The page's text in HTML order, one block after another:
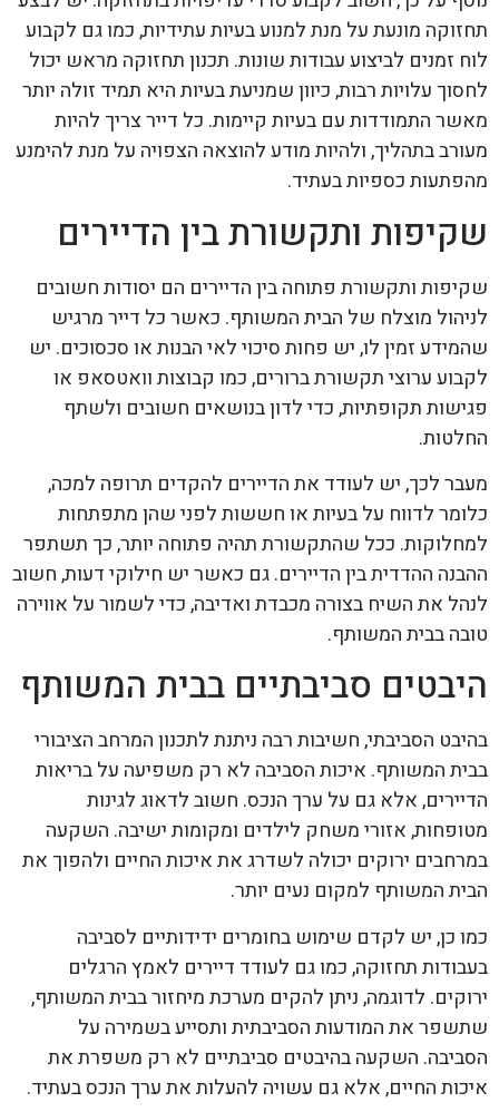
תחזוקה מונעת על מנת למנוע בעיות עתידיות, כמו גם לקבוע
לוח זמנים לביצוע עבודות שונות. תכנון תחזוקה מראש יכול
לחסוך עלויות רבות, כיוון שמניעת בעיות היא תמיד זולה יותר
מאשר התמודדות עם בעיות קיימות. כל דייר צריך להיות
מעורב בתהליך, ולהיות מודע להוצאה הצפויה על מנת להימנע
מהפתעות כספיות בעתיד.
שקיפות ותקשורת בין הדיירים
שקיפות ותקשורת פתוחה בין הדיירים הם יסודות חשובים
לניהול מוצלח של הבית המשותף. כאשר כל דייר מרגיש
שהמידע זמין לו, יש פחות סיכוי לאי הבנות או סכסוכים. יש
לקבוע ערוצי תקשורת ברורים, כמו קבוצות וואטסאפ או
פגישות תקופתיות, כדי לדון בנושאים חשובים ולשתף
החלטות.
מעבר לכך, יש לעודד את הדיירים להקדים תרופה למכה,
כלומר לדווח על בעיות או חששות לפני שהן מתפתחות
למחלוקות. ככל שהתקשורת תהיה פתוחה יותר, כך תשתפר
ההבנה ההדדית בין הדיירים. גם כאשר יש חילוקי דעות, חשוב
לנהל את השיח בצורה מכבדת ואדיבה, כדי לשמור על אווירה
טובה בבית המשותף.
היבטים סביבתיים בבית המשותף
בהיבט הסביבתי, חשיבות רבה ניתנת לתכנון המרחב הציבורי
בבית המשותף. איכות הסביבה לא רק משפיעה על בריאות
הדיירים, אלא גם על ערך הנכס. חשוב לדאוג לגינות
מטופחות, אזורי משחק לילדים ומקומות ישיבה. השקעה
במרחבים ירוקים יכולה לשדרג את איכות החיים ולהפוך את
הבית המשותף למקום נעים יותר.
כמו כן, יש לקדם שימוש בחומרים ידידותיים לסביבה
בעבודות תחזוקה, כמו גם לעודד דיירים לאמץ הרגלים
ירוקים. לדוגמה, ניתן להקים מערכת מיחזור בבית המשותף,
שתשפר את המודעות הסביבתית ותסייע בשמירה על
הסביבה. השקעה בהיבטים סביבתיים לא רק משפרת את
איכות החיים, אלא גם עשויה להעלות את ערך הנכס בעתיד.